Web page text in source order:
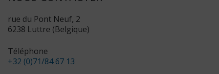
rue du Pont Neuf, 2
6238 Luttre (Belgique)
Téléphone
+32 (0)71/84 67 13